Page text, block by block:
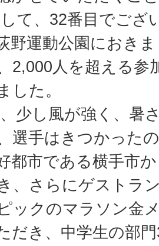
て、32番目でござ
野運動公園におき
2,000人を超える参
した。
少し風が強く、暑
選手はきつかった
都市である横手市
、さらにゲストラ
ックのマラソン金
だき、中学生の部